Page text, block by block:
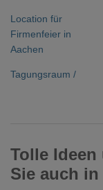
Location für
Firmenfeier in
Aachen
Tagungsraum /
Tolle
Sie auch in